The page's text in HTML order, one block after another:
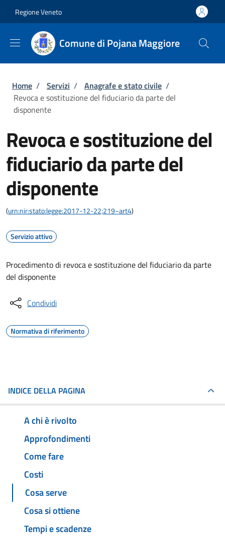
Regione Veneto
Comune di Pojana Maggiore
Briciole di pane
Home / Servizi / Anagrafe e stato civile /
Revoca e sostituzione del fiduciario da parte del
disponente
Revoca e sostituzione del
fiduciario da parte del
disponente
(urn:nir:stato:legge:2017-12-22;219~art4)
Servizio attivo
Procedimento di revoca e sostituzione del fiduciario da parte
del disponente
Condividi
Normativa di riferimento
INDICE DELLA PAGINA
A chi è rivolto
Approfondimenti
Come fare
Costi
Cosa serve
Cosa si ottiene
Tempi e scadenze